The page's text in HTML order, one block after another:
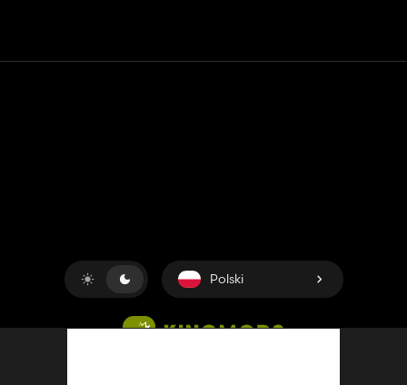
Polski